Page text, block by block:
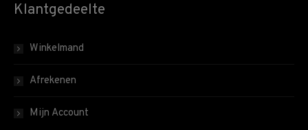
Klantgedeelte
Winkelmand
Afrekenen
Mijn Account